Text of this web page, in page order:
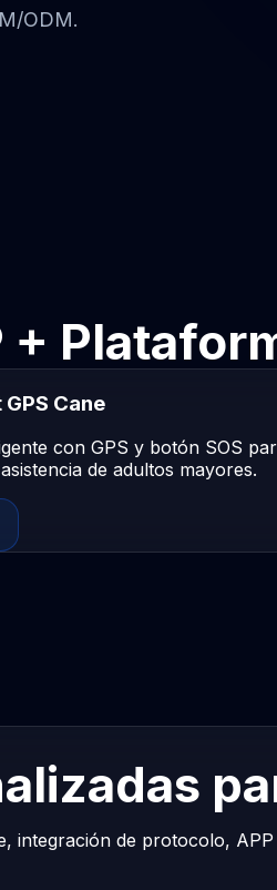
ODM.
+
Cane
con GPS y botón SOS
de adultos mayores.
integración de protocolo,